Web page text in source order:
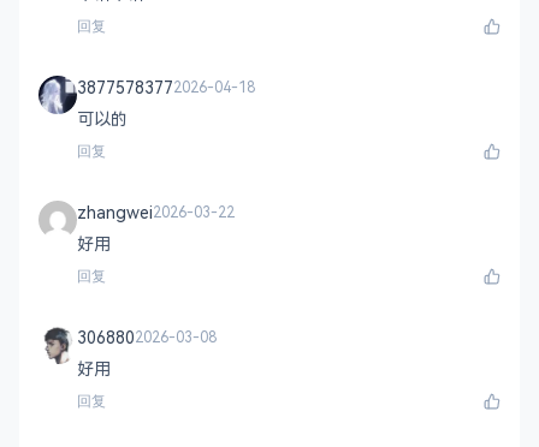
回复
38775783772026-04-18
可以的
回复
zhangwei2026-03-22
好用
回复
3068802026-03-08
好用
回复